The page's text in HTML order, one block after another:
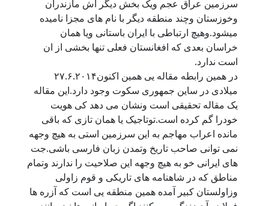
سرزمین عراق عجم ویک بخش دیگر اش مازندران
وخوزستان وچند منطقه دیگر با نام های مجزا نامیده
میشود.وهیچ ارتباطی با ایران باستانی ویا همان
خراسان بعدی که افغانستان فعلی تنها بخشی از ان
است ندارد.
در همین رابطه مقاله یی همین اکنون۲۷.۶.۲۰۱۴
میلادی در ساین جمهوری سکوت وجود دارد.این مقاله
یک مقاله تحقیقی است ونشان می دهد کی هویت
خودرا گم کرده است.توتاجیک یا همان تازی که باقی
مانده اعراب مهاجم به این سرزمین استی به هیچ وجهه
نمی توانی صاحب تاریخ وتمدن زبان فارسی باشی.جت
های ایرانی خو به هیچ وجهه این صلاحیت را ندارند وتمام
مناطق که در شاهنامه های تاریکی و قوم زاولی
وزاولستان کبیر آمده همین منطقه یی است که آزره ها